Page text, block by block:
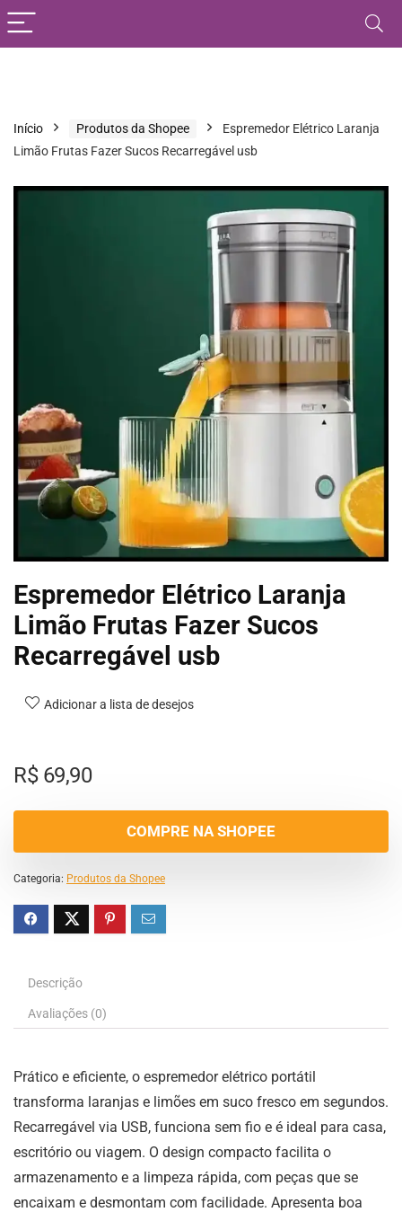
Início Produtos da Shopee
Espremedor Elétrico Laranja
Limão Frutas Fazer Sucos Recarregável usb
Espremedor Elétrico Laranja
Limão Frutas Fazer Sucos
Recarregável usb
Adicionar a lista de desejos
R$69,90
COMPRE NA SHOPEE
Categoria: Produtos da Shopee
Descrição
Avaliações (0)
Prático e eficiente, o espremedor elétrico portátil
transforma laranjas e limões em suco fresco em segundos.
Recarregável via USB, funciona sem fio e é ideal para casa,
escritório ou viagem. O design compacto facilita o
armazenamento e a limpeza rápida, com peças que se
encaixam e desmontam com facilidade. Apresenta boa